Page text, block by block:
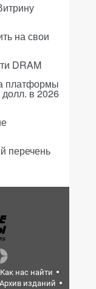
на свои
DRAM
платформы
в 2026
перечень
Как нас найти
Архив изданий